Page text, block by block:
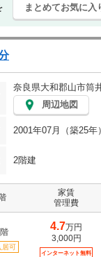
まとめてお気に入
奈良県大和郡山市筒
周辺地図
2001年07月（築25年）
2階建
家賃
管理費
居可
4.7万円
3,000円
インターネット無料